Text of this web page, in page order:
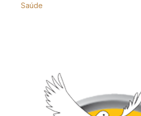
Saúde